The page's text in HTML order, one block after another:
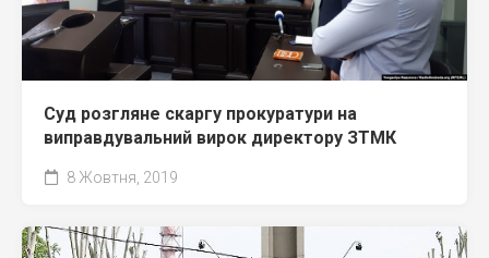
Суд розгляне скаргу прокуратури на
виправдувальний вирок директору ЗТМК
8 Жовтня, 2019